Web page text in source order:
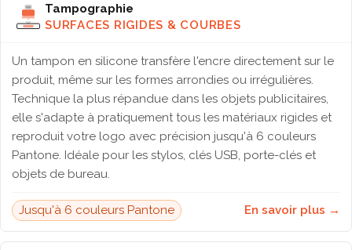
Tampographie
SURFACES RIGIDES & COURBES
Un tampon en silicone transfère l'encre directement sur le
produit, même sur les formes arrondies ou irrégulières.
Technique la plus répandue dans les objets publicitaires,
elle s'adapte à pratiquement tous les matériaux rigides et
reproduit votre logo avec précision jusqu'à 6 couleurs
Pantone. Idéale pour les stylos, clés USB, porte-clés et
objets de bureau.
Jusqu'à 6 couleurs Pantone En savoir plus →